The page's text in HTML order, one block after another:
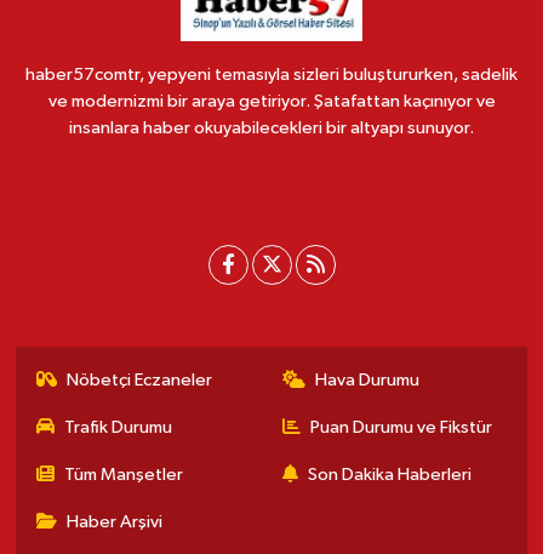
haber57comtr, yepyeni temasıyla sizleri buluştururken, sadelik
ve modernizmi bir araya getiriyor. Şatafattan kaçınıyor ve
insanlara haber okuyabilecekleri bir altyapı sunuyor.
Nöbetçi Eczaneler Hava Durumu
Trafik Durumu Puan Durumu ve Fikstür
Tüm Manşetler Son Dakika Haberleri
Haber Arşivi